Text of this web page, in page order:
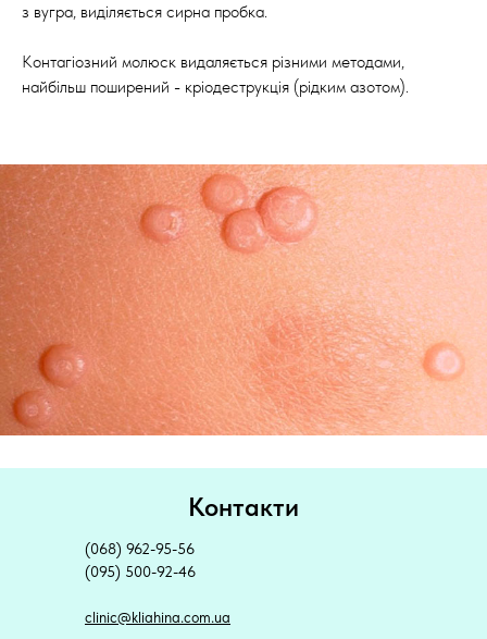
з вугра, виділяється сирна пробка.
Контагіозний молюск видаляється різними методами,
найбільш поширений - кріодеструкція (рідким азотом).
(068) 962-95-56
(095) 500-92-46
clinic@kliahina.com.ua
Контакти